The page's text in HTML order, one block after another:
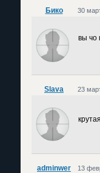
Бико 30
вы чо
Slava 23
adminwer 13